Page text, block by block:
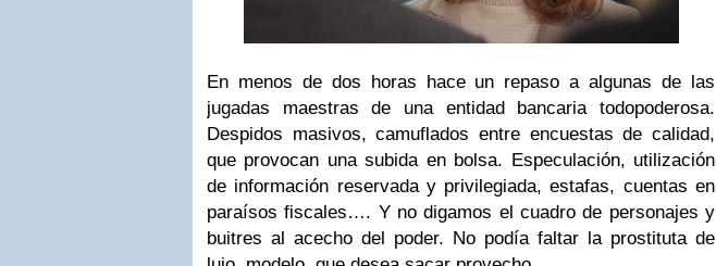
En menos de dos horas hace un repaso a algunas de las
jugadas maestras de una entidad bancaria todopoderosa.
Despidos masivos, camuflados entre encuestas de calidad,
que provocan una subida en bolsa. Especulación, utilización
de información reservada y privilegiada, estafas, cuentas en
paraísos fiscales…. Y no digamos el cuadro de personajes y
buitres al acecho del poder. No podía faltar la prostituta de